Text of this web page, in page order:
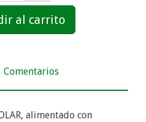
al carrito
Comentarios
alimentado con